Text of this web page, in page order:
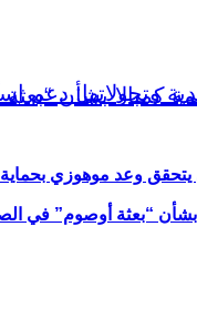
يتحقق وعد موهوزي